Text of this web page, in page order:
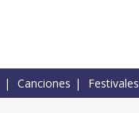
Canciones Festivales